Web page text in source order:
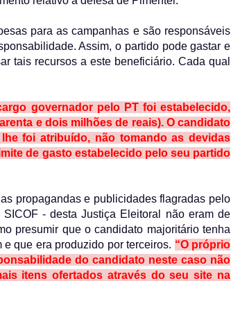
para as campanhas e são responsáveis
Assim, o partido pode gastar e
tais recursos a este beneficiário. Cada qual
governador pelo PT foi estabelecido,
e dois milhões de reais). O candidato
foi atribuído, não tomando as devidas
de gasto estabelecido pelo seu partido
propagandas e publicidades flagradas pelo
- desta Justiça Eleitoral não eram de
presumir que o candidato majoritário tenha
que era produzido por terceiros. “O próprio
do candidato neste caso não
itens ofertados através do seu site na